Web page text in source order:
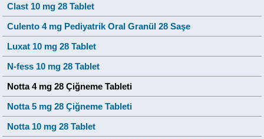
Clast 10 mg 28 Tablet
Culento 4 mg Pediyatrik Oral Granül 28 Saşe
Luxat 10 mg 28 Tablet
N-fess 10 mg 28 Tablet
Notta 4 mg 28 Çiğneme Tableti
Notta 5 mg 28 Çiğneme Tableti
Notta 10 mg 28 Tablet